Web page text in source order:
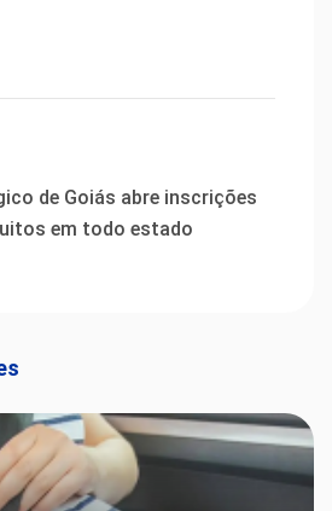
de Goiás abre inscrições
em todo estado